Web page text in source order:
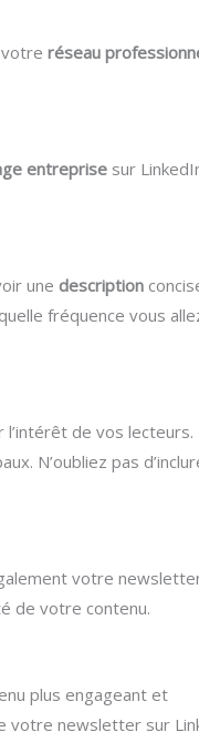
votreréseau
entreprise sur
unedescription
fréquence vous
de vos lecteurs.
N’oubliez pas
votre
de votre contenu.
plus engageant et
votre newsletter sur